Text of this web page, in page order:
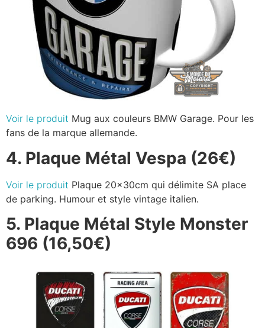
Voir le produit Mug aux couleurs BMW Garage. Pour les
fans de la marque allemande.
4. Plaque Métal Vespa (26€)
Voir le produit Plaque 20x30cm qui délimite SA place
de parking. Humour et style vintage italien.
5. Plaque Métal Style Monster
696 (16,50€)